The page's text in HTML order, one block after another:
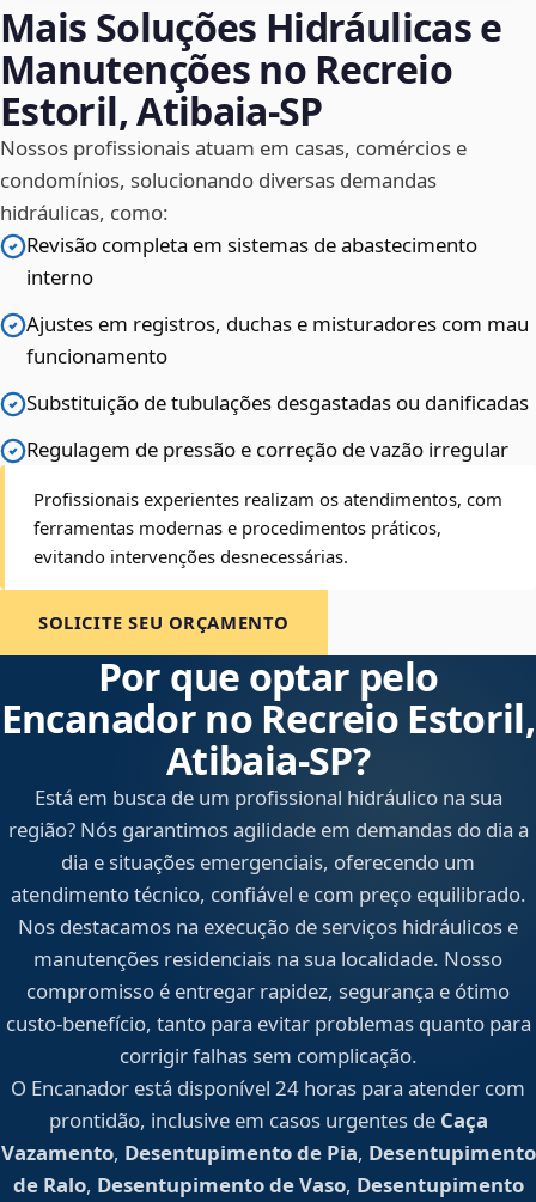
Mais Soluções Hidráulicas e
Manutenções no Recreio
Estoril, Atibaia‑SP
Nossos profissionais atuam em casas, comércios e
condomínios, solucionando diversas demandas
hidráulicas, como:
Revisão completa em sistemas de abastecimento
interno
Ajustes em registros, duchas e misturadores com mau
funcionamento
Substituição de tubulações desgastadas ou danificadas
Regulagem de pressão e correção de vazão irregular
Profissionais experientes realizam os atendimentos, com
ferramentas modernas e procedimentos práticos,
evitando intervenções desnecessárias.
SOLICITE SEU ORÇAMENTO
Por que optar pelo
Encanador no Recreio Estoril,
Atibaia‑SP?
Está em busca de um profissional hidráulico na sua
região? Nós garantimos agilidade em demandas do dia a
dia e situações emergenciais, oferecendo um
atendimento técnico, confiável e com preço equilibrado.
Nos destacamos na execução de serviços hidráulicos e
manutenções residenciais na sua localidade. Nosso
compromisso é entregar rapidez, segurança e ótimo
custo-benefício, tanto para evitar problemas quanto para
corrigir falhas sem complicação.
O Encanador está disponível 24 horas para atender com
prontidão, inclusive em casos urgentes de Caça
Vazamento, Desentupimento de Pia, Desentupimento
de Ralo, Desentupimento de Vaso, Desentupimento